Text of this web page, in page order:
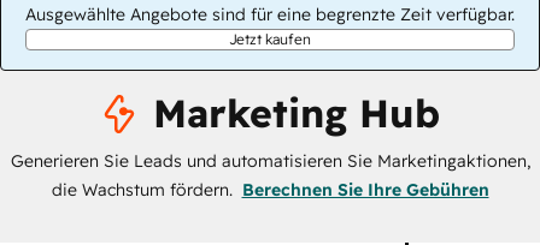
Ausgewählte Angebote sind für eine begrenzte Zeit verfügbar.
Jetzt kaufen
Marketing Hub
Generieren Sie Leads und automatisieren Sie Marketingaktionen,
die Wachstum fördern. Berechnen Sie Ihre Gebühren